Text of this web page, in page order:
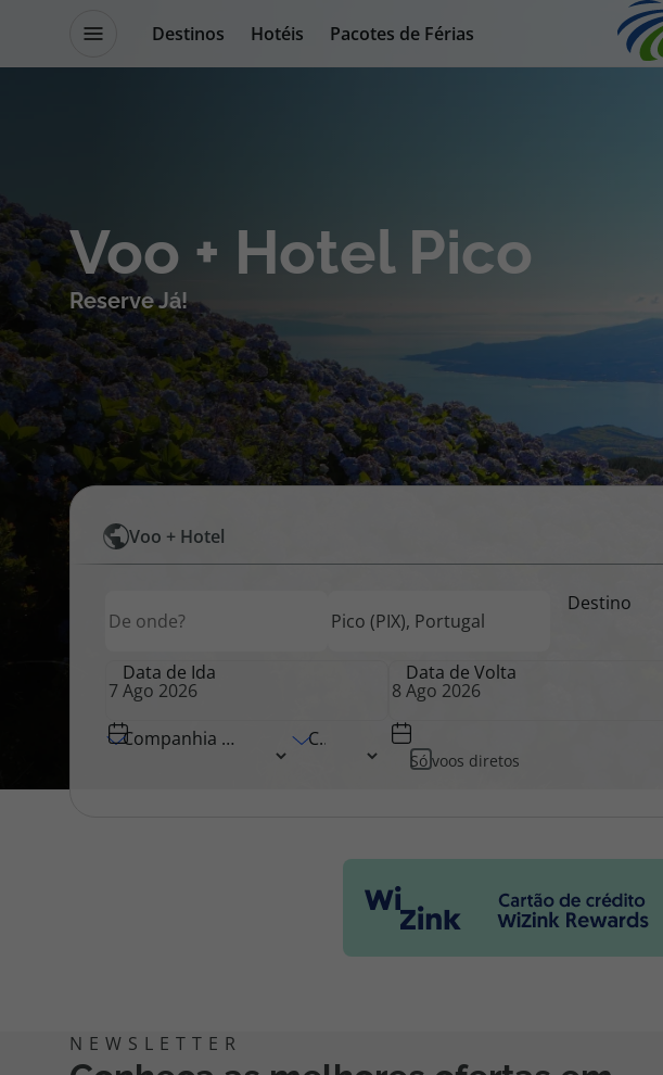
Destinos Hotéis
Pacotes de Férias
Promoções
Blog TopViagens
Voos
Hotéis
Voos + Hotel
Pacotes de Férias
Disneyland ® Paris
Promoções
Especialistas
Blog TopViagens
Voo + Hotel Pico
Reserve Já!
Pesquisar
por
Voos
Voo + Hotel
Destino
Data de Ida Data de Volta
Companhia Aérea Classe
Só voos diretos